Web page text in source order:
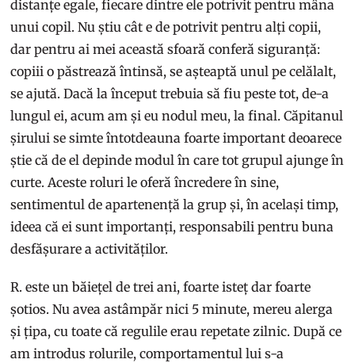
distanțe egale, fiecare dintre ele potrivit pentru mâna
unui copil. Nu știu cât e de potrivit pentru alți copii,
dar pentru ai mei această sfoară conferă siguranță:
copiii o păstrează întinsă, se așteaptă unul pe celălalt,
se ajută. Dacă la început trebuia să fiu peste tot, de-a
lungul ei, acum am și eu nodul meu, la final. Căpitanul
șirului se simte întotdeauna foarte important deoarece
știe că de el depinde modul în care tot grupul ajunge în
curte. Aceste roluri le oferă încredere în sine,
sentimentul de apartenență la grup și, în același timp,
ideea că ei sunt importanți, responsabili pentru buna
desfășurare a activităților.
R. este un băiețel de trei ani, foarte isteț dar foarte
șotios. Nu avea astâmpăr nici 5 minute, mereu alerga
și țipa, cu toate că regulile erau repetate zilnic. După ce
am introdus rolurile, comportamentul lui s-a